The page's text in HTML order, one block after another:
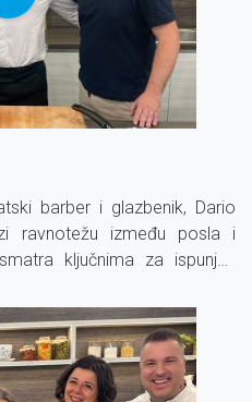
barber i glazbenik, Dario
ravnotežu između posla i
ključnima za ispunjen